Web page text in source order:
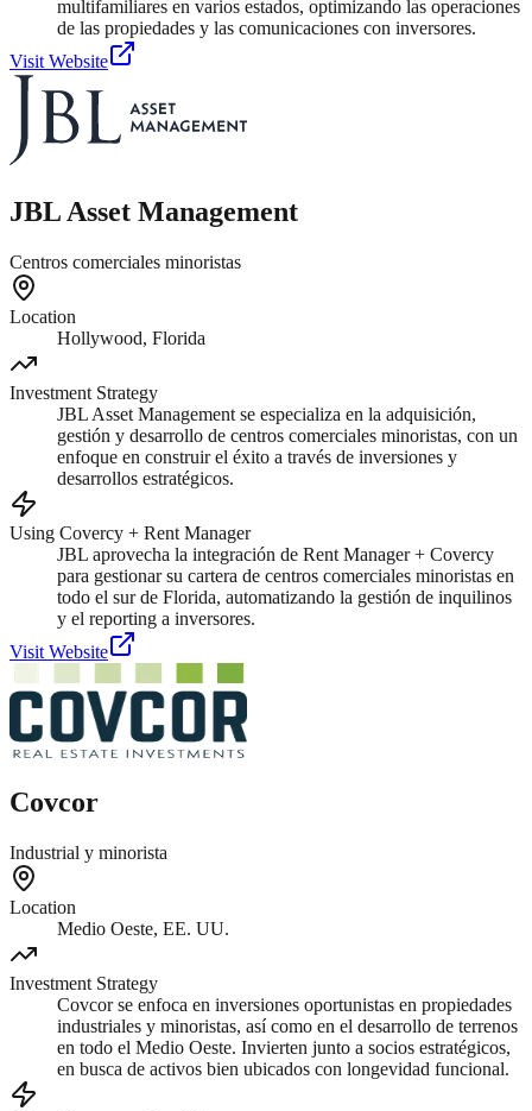
multifamiliares en varios estados, optimizando las operaciones
de las propiedades y las comunicaciones con inversores.
Visit Website
JBL Asset Management
Centros comerciales minoristas
Location
Hollywood, Florida
Investment Strategy
JBL Asset Management se especializa en la adquisición,
gestión y desarrollo de centros comerciales minoristas, con un
enfoque en construir el éxito a través de inversiones y
desarrollos estratégicos.
Using Covercy + Rent Manager
JBL aprovecha la integración de Rent Manager + Covercy
para gestionar su cartera de centros comerciales minoristas en
todo el sur de Florida, automatizando la gestión de inquilinos
y el reporting a inversores.
Visit Website
Covcor
Industrial y minorista
Location
Medio Oeste, EE. UU.
Investment Strategy
Covcor se enfoca en inversiones oportunistas en propiedades
industriales y minoristas, así como en el desarrollo de terrenos
en todo el Medio Oeste. Invierten junto a socios estratégicos,
en busca de activos bien ubicados con longevidad funcional.